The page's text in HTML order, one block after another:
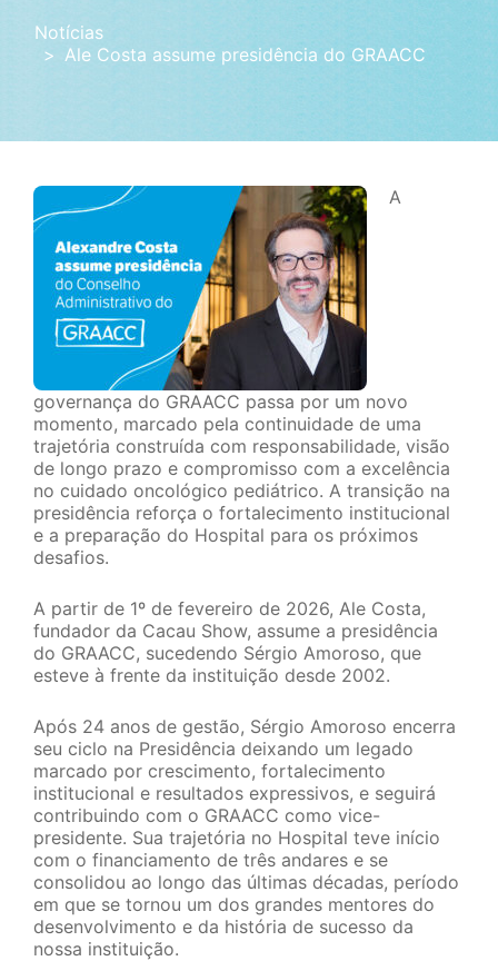
Notícias
Ale Costa assume presidência do GRAACC
A
governança do GRAACC passa por um novo
momento, marcado pela continuidade de uma
trajetória construída com responsabilidade, visão
de longo prazo e compromisso com a excelência
no cuidado oncológico pediátrico. A transição na
presidência reforça o fortalecimento institucional
e a preparação do Hospital para os próximos
desafios.
A partir de 1º de fevereiro de 2026, Ale Costa,
fundador da Cacau Show, assume a presidência
do GRAACC, sucedendo Sérgio Amoroso, que
esteve à frente da instituição desde 2002.
Após 24 anos de gestão, Sérgio Amoroso encerra
seu ciclo na Presidência deixando um legado
marcado por crescimento, fortalecimento
institucional e resultados expressivos, e seguirá
contribuindo com o GRAACC como vice-
presidente. Sua trajetória no Hospital teve início
com o financiamento de três andares e se
consolidou ao longo das últimas décadas, período
em que se tornou um dos grandes mentores do
desenvolvimento e da história de sucesso da
nossa instituição.